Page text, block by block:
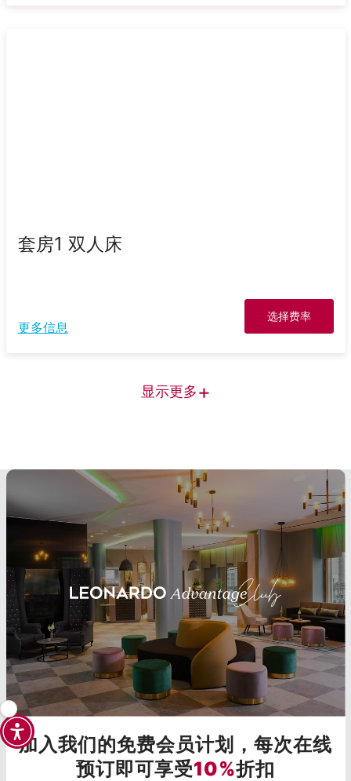
套房1 双人床
更多信息
选择费率
显示更多+
加入我们的免费会员计划，每次在线
预订即可享受10%折扣